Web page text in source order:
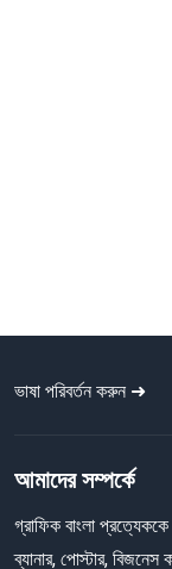
ভাষা পরিবর্তন করুন ➜
আমাদের সম্পর্কে
গ্রাফিক বাংলা
ব্যানার, পোস্টার, বিজনেস